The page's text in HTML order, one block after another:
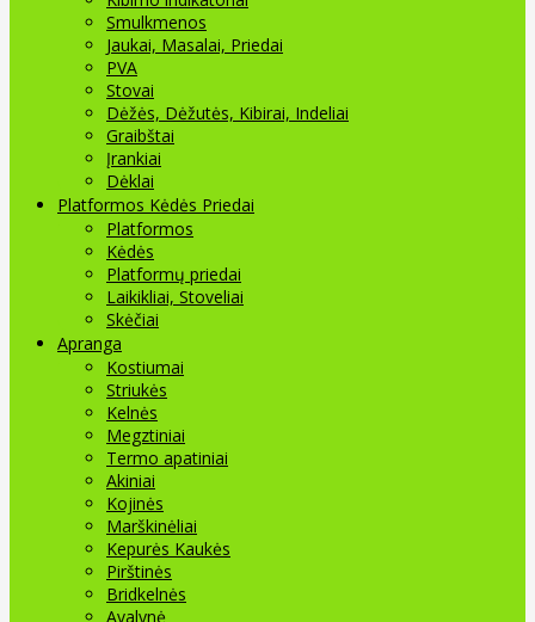
Smulkmenos
Jaukai, Masalai, Priedai
PVA
Stovai
Dėžės, Dėžutės, Kibirai, Indeliai
Graibštai
Įrankiai
Dėklai
Platformos Kėdės Priedai
Platformos
Kėdės
Platformų priedai
Laikikliai, Stoveliai
Skėčiai
Apranga
Kostiumai
Striukės
Kelnės
Megztiniai
Termo apatiniai
Akiniai
Kojinės
Marškinėliai
Kepurės Kaukės
Pirštinės
Bridkelnės
Avalynė